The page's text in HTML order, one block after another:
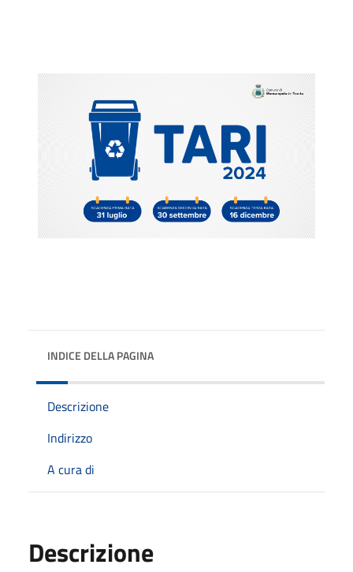
INDICE DELLA PAGINA
Descrizione
Indirizzo
A cura di
Descrizione